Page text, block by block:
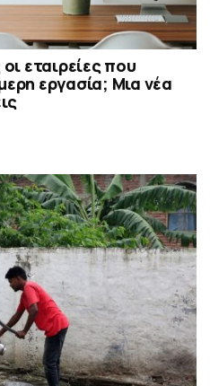
εταιρείες που
εργασία; Μια νέα